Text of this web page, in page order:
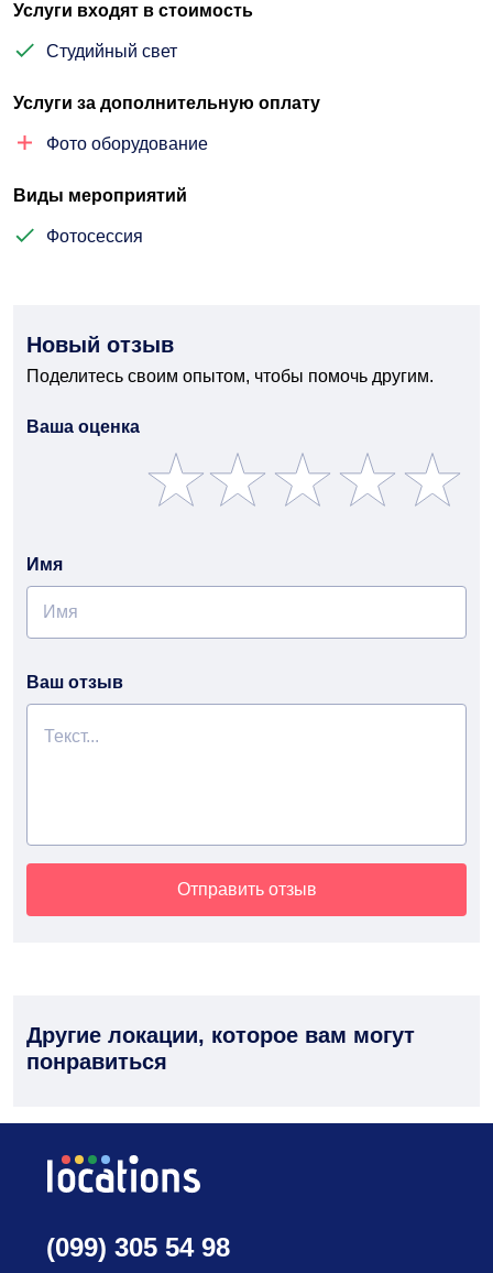
Услуги входят в стоимость
Студийный свет
Услуги за дополнительную оплату
Фото оборудование
Виды мероприятий
Фотосессия
Новый отзыв
Поделитесь своим опытом, чтобы помочь другим.
Ваша оценка
Имя
Ваш отзыв
Отправить отзыв
Другие локации, которое вам могут
понравиться
(099) 305 54 98